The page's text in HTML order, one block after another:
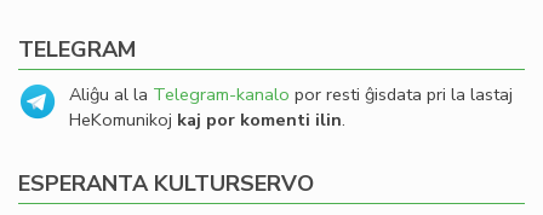
TELEGRAM
Aliĝu al la Telegram-kanalo por resti ĝisdata pri la lastaj
HeKomunikoj kaj por komenti ilin.
ESPERANTA KULTURSERVO